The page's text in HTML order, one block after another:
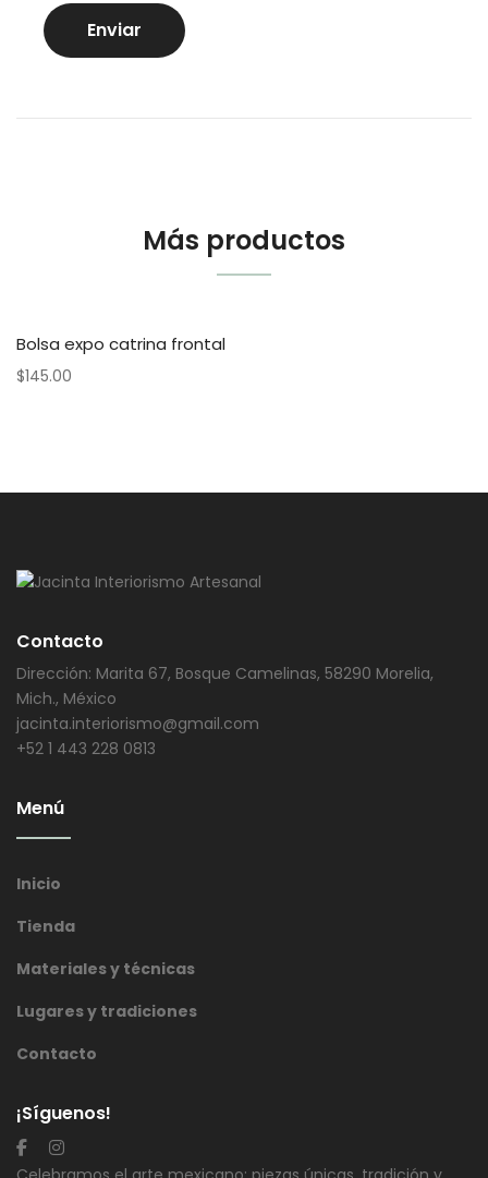
Más productos
Bolsa expo catrina frontal
$145.00
Contacto
Dirección: Marita 67, Bosque Camelinas, 58290 Morelia,
Mich., México
jacinta.interiorismo@gmail.com
+52 1 443 228 0813
Menú
Inicio
Tienda
Materiales y técnicas
Lugares y tradiciones
Contacto
¡Síguenos!